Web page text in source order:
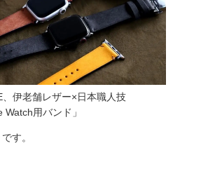
、伊老舗レザー×日本職人技
Watch用バンド」
す。